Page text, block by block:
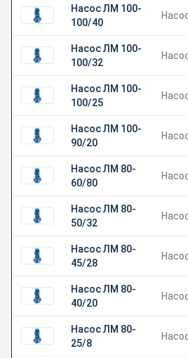
чистой воды производственно-
(кроме морской воды);
чистых нейтральных
чистой водой характеристики
активности;
в качестве повысительных и
системах отопления и горячего
производственных и жилых
Условные обозначения:например,
Насос ЛМ 100-
100/40
Насос ЛМ 100-
100/32
Насос ЛМ 100-
100/25
Насос ЛМ 100-
90/20
Насос ЛМ 80-
60/80
Насос ЛМ 80-
50/32
Насос ЛМ 80-
45/28
Насос ЛМ 80-
40/20
Насос ЛМ 80-
25/8